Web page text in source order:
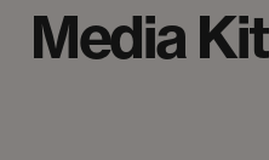
Media Kit